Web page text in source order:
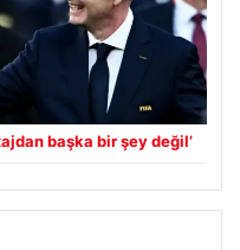
başka bir şey değil’